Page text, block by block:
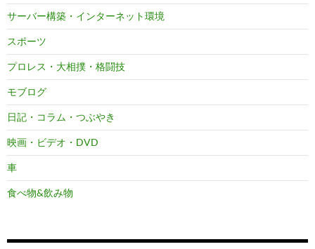
サーバー構築・インターネット環境
スポーツ
プロレス・大相撲・格闘技
モブログ
日記・コラム・つぶやき
映画・ビデオ・DVD
車
食べ物&飲み物